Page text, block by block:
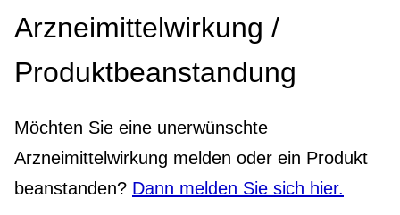
Arzneimittelwirkung /
Produktbeanstandung
Möchten Sie eine unerwünschte
Arzneimittelwirkung melden oder ein Produkt
beanstanden? Dann melden Sie sich hier.